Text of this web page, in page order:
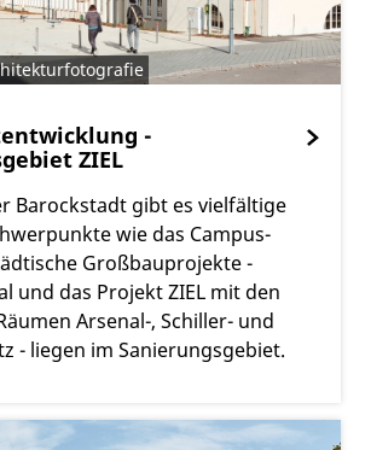
-
ZIEL
Barockstadt gibt es vielfältige
wie das Campus-
Großbauprojekte -
und das Projekt ZIEL mit den
Arsenal-, Schiller- und
- liegen im Sanierungsgebiet.